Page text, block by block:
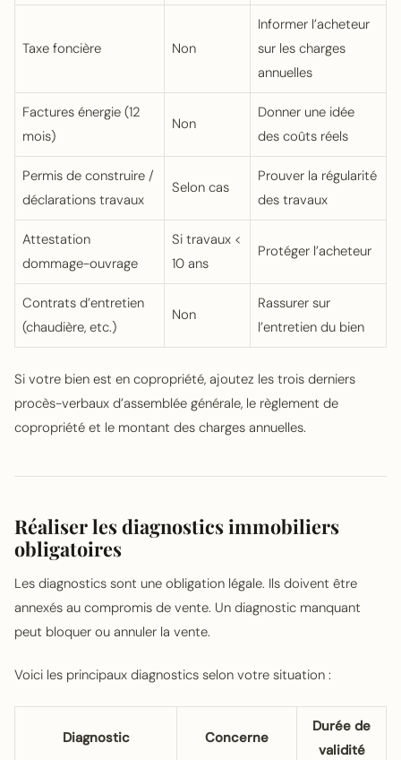
Taxe foncière Non
Informer l’acheteur
sur les charges
annuelles
Factures énergie (12
mois)
Non
Donner une idée
des coûts réels
Permis de construire /
déclarations travaux
Selon cas
Prouver la régularité
des travaux
Attestation
dommage-ouvrage
Si travaux <
10 ans
Protéger l’acheteur
Contrats d’entretien
(chaudière, etc.)
Non
Rassurer sur
l’entretien du bien
Si votre bien est en copropriété, ajoutez les trois derniers
procès-verbaux d’assemblée générale, le règlement de
copropriété et le montant des charges annuelles.
Réaliser les diagnostics immobiliers
obligatoires
Les diagnostics sont une obligation légale. Ils doivent être
annexés au compromis de vente. Un diagnostic manquant
peut bloquer ou annuler la vente.
Voici les principaux diagnostics selon votre situation :
Diagnostic Concerne
Durée de
validité